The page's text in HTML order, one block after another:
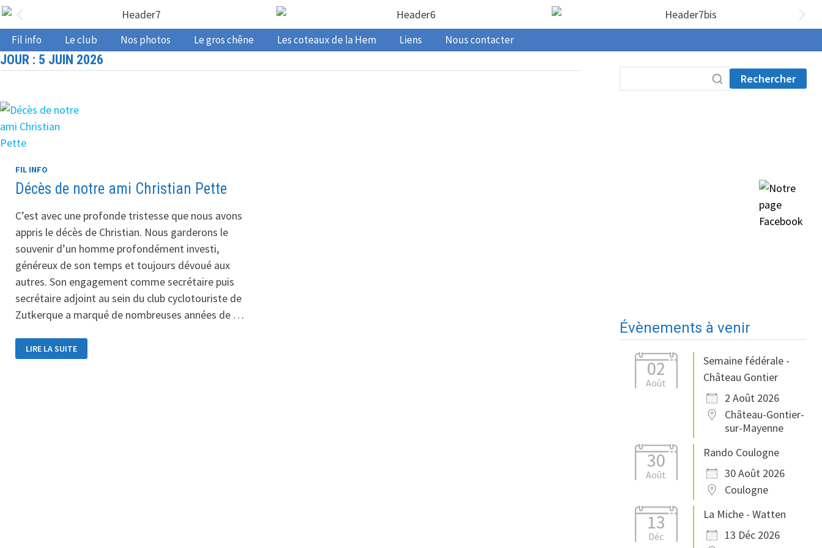
Fil info Le club Nos photos Le gros chêne Les coteaux de la Hem Liens Nous contacter
JOUR : 5 JUIN 2026
FIL INFO
Décès de notre ami Christian Pette
C’est avec une profonde tristesse que nous avons
appris le décès de Christian. Nous garderons le
souvenir d’un homme profondément investi,
généreux de son temps et toujours dévoué aux
autres. Son engagement comme secrétaire puis
secrétaire adjoint au sein du club cyclotouriste de
Zutkerque a marqué de nombreuses années de …
LIRE LA SUITE
Rechercher
Évènements à venir
02
Août
Semaine fédérale -
Château Gontier
2 Août 2026
Château-Gontier-
sur-Mayenne
30
Août
Rando Coulogne
30 Août 2026
Coulogne
13
Déc
La Miche - Watten
13 Déc 2026